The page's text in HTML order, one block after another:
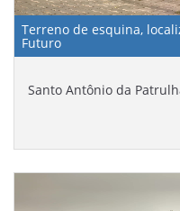
Terreno de esquina,
Futuro
Santo Antônio da